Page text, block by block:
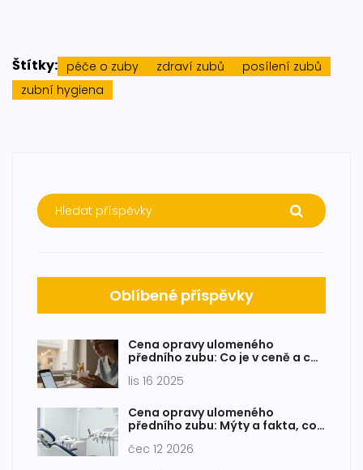
Štítky: péče o zuby zdraví zubů
posílení zubů
zubní hygiena
Oblíbené příspěvky
Cena opravy ulomeného
předního zubu: Co je v ceně a co
lis 16 2025
Cena opravy ulomeného
předního zubu: Mýty a fakta, co
čec 12 2026